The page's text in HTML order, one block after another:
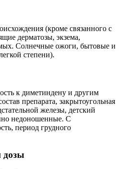
(кроме связанного с
дерматозы, экзема,
Солнечные ожоги, бытовые и
степени).
к диметиндену и другим
препарата, закрытоугольная
железы, детский
недоношенные. С
период грудного
дозы